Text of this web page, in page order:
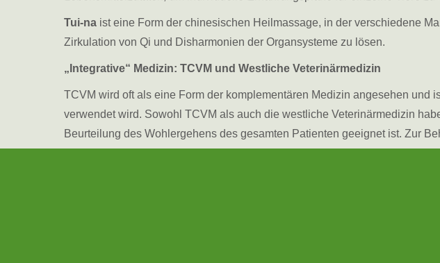
Tui-na ist eine Form der chinesischen Heilmassage, in der verschiedene
Zirkulation von Qi und Disharmonien der Organsysteme zu lösen.
„Integrative“ Medizin: TCVM und Westliche Veterinärmedizin
TCVM wird oft als eine Form der komplementären Medizin angesehen
verwendet wird. Sowohl TCVM als auch die westliche Veterinärmedizin
Beurteilung des Wohlergehens des gesamten Patienten geeignet ist. Zur